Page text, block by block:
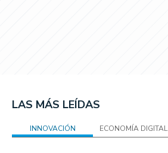
LAS MÁS LEÍDAS
INNOVACIÓN ECONOMÍA DIGITAL